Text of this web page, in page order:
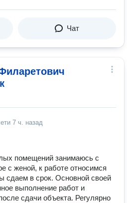
Чат
7 ч. назад
помещений занимаюсь с
с женой, к работе относимся
сдаем в срок. Основной своей
выполнение работ и
сдачи объекта. Регулярно